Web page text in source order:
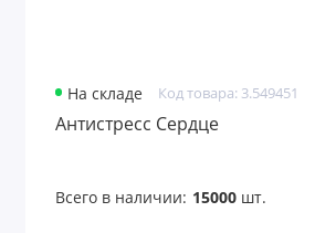
На складе Код товара: 3.549451
Антистресс Сердце
Всего в наличии: 15000шт.